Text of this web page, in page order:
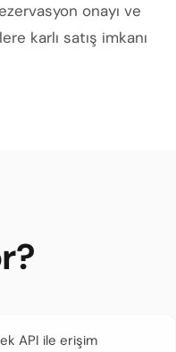
onayı ve
karlı satış imkanı
API ile erişim